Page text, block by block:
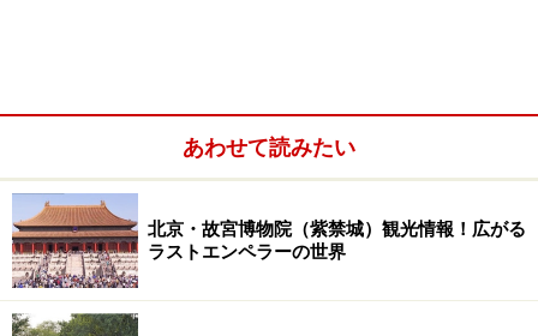
あわせて読みたい
北京・故宮博物院（紫禁城）観光情報！広がる
ラストエンペラーの世界